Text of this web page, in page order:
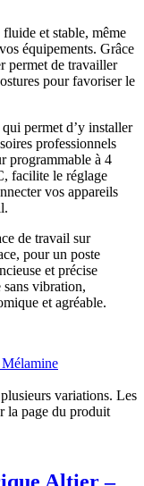
et stable, même
équipements. Grâce
permet de travailler
pour favoriser le
permet d’y installer
professionnels
programmable à 4
facilite le réglage
vos appareils
de travail sur
pour un poste
et précise
sans vibration,
et agréable.
variations. Les
la page du produit